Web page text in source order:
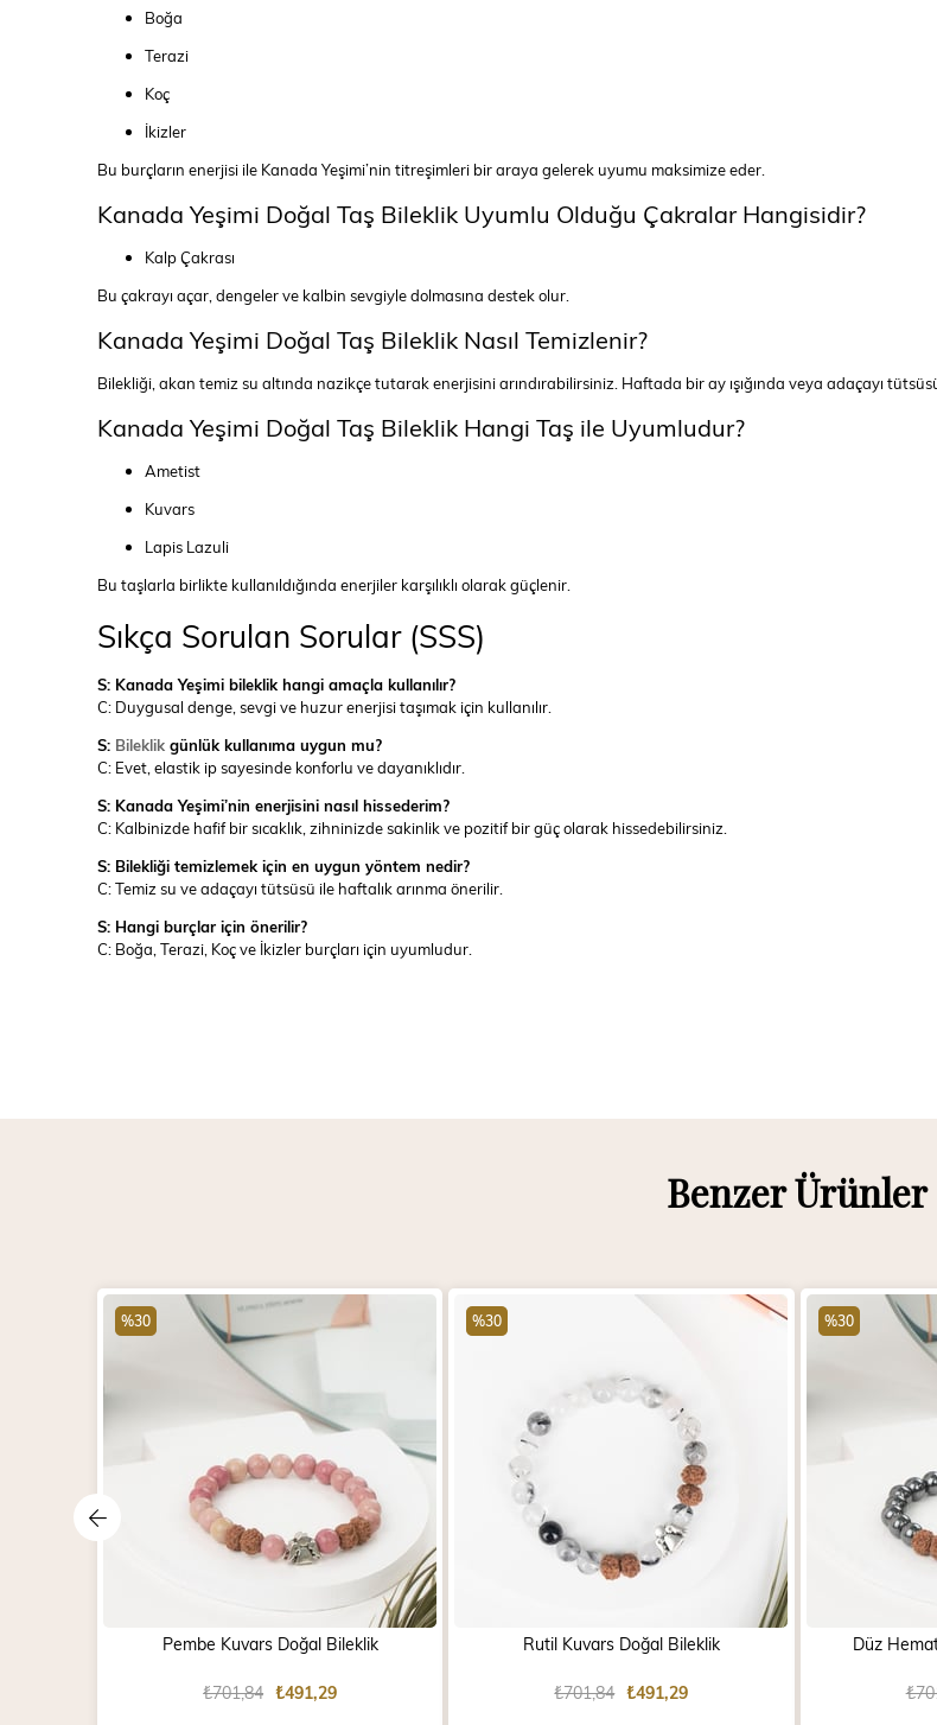
Boğa
Terazi
Koç
İkizler
Bu burçların enerjisi ile Kanada Yeşimi’nin titreşimleri bir araya gelerek uyumu maksimize eder.
Kanada Yeşimi Doğal Taş Bileklik Uyumlu Olduğu Çakralar Hangisidir?
Kalp Çakrası
Bu çakrayı açar, dengeler ve kalbin sevgiyle dolmasına destek olur.
Kanada Yeşimi Doğal Taş Bileklik Nasıl Temizlenir?
Bilekliği, akan temiz su altında nazikçe tutarak enerjisini arındırabilirsiniz. Haftada bir ay ışığında veya adaçayı
Kanada Yeşimi Doğal Taş Bileklik Hangi Taş ile Uyumludur?
Ametist
Kuvars
Lapis Lazuli
Bu taşlarla birlikte kullanıldığında enerjiler karşılıklı olarak güçlenir.
Sıkça Sorulan Sorular (SSS)
S: Kanada Yeşimi bileklik hangi amaçla kullanılır?
C: Duygusal denge, sevgi ve huzur enerjisi taşımak için kullanılır.
S: Bileklik günlük kullanıma uygun mu?
C: Evet, elastik ip sayesinde konforlu ve dayanıklıdır.
S: Kanada Yeşimi’nin enerjisini nasıl hissederim?
C: Kalbinizde hafif bir sıcaklık, zihninizde sakinlik ve pozitif bir güç olarak hissedebilirsiniz.
S: Bilekliği temizlemek için en uygun yöntem nedir?
C: Temiz su ve adaçayı tütsüsü ile haftalık arınma önerilir.
S: Hangi burçlar için önerilir?
C: Boğa, Terazi, Koç ve İkizler burçları için uyumludur.
Benzer Ürünler
Pembe Kuvars Doğal Bileklik
₺491,29
₺701,84
%30
Rutil Kuvars Doğal Bileklik
₺491,29
₺701,84
%30
Düz
%30